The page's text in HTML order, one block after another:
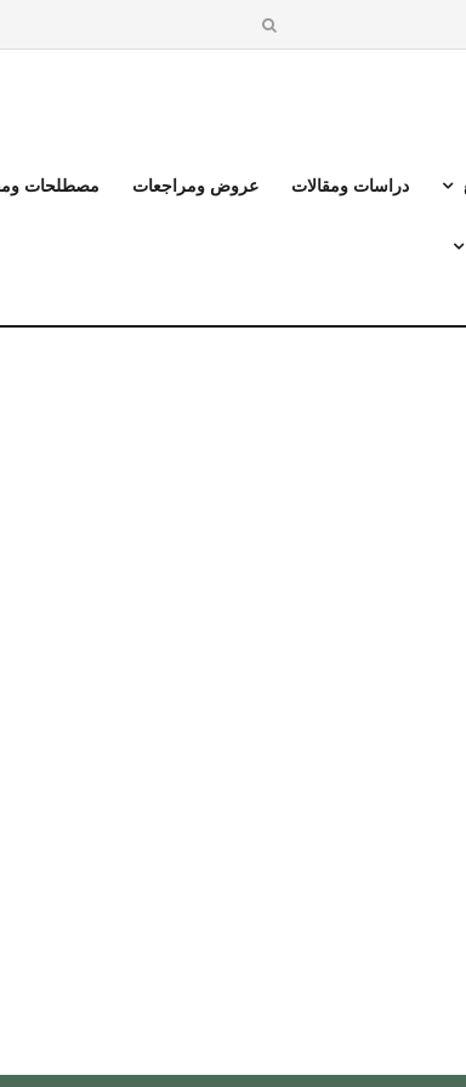
دراسات ومقالات عروض ومراجعات مصطلحات